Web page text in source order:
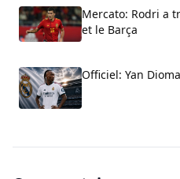
Mercato: Rodri a
et le Barça
Officiel: Yan